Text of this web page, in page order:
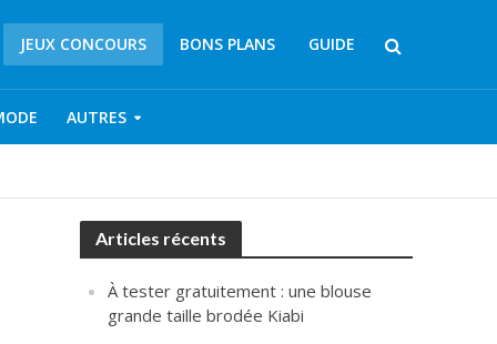
JEUX CONCOURS BONS PLANS GUIDE
AUTRES
Articles récents
À tester gratuitement : une blouse
grande taille brodée Kiabi